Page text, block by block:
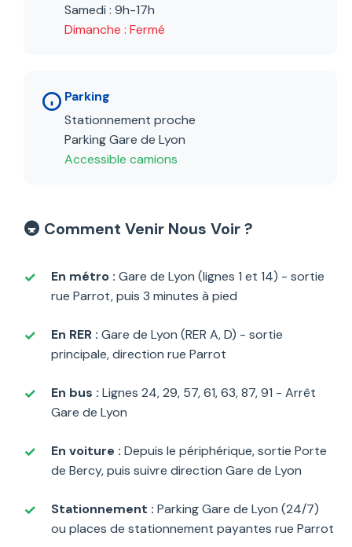
Samedi : 9h-17h
Dimanche : Fermé
Parking
Stationnement proche
Parking Gare de Lyon
Accessible camions
🚇 Comment Venir Nous Voir ?
En métro : Gare de Lyon (lignes 1 et 14) - sortie
rue Parrot, puis 3 minutes à pied
En RER : Gare de Lyon (RER A, D) - sortie
principale, direction rue Parrot
En bus : Lignes 24, 29, 57, 61, 63, 87, 91 - Arrêt
Gare de Lyon
En voiture : Depuis le périphérique, sortie Porte
de Bercy, puis suivre direction Gare de Lyon
Stationnement : Parking Gare de Lyon (24/7)
ou places de stationnement payantes rue Parrot